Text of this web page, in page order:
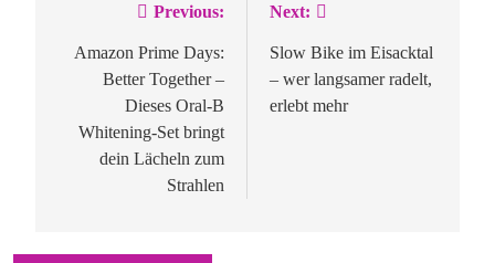
Beitragsnavigation
Previous:
Amazon Prime Days:
Better Together –
Dieses Oral-B
Whitening-Set bringt
dein Lächeln zum
Strahlen
Next:
Slow Bike im Eisacktal
– wer langsamer radelt,
erlebt mehr